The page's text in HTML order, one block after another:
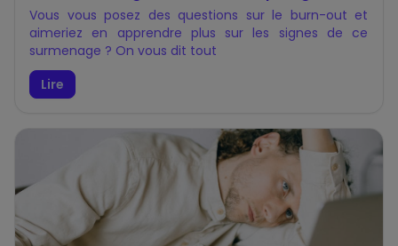
Vous vous posez des questions sur le burn-out et
aimeriez en apprendre plus sur les signes de ce
surmenage ? On vous dit tout
Lire